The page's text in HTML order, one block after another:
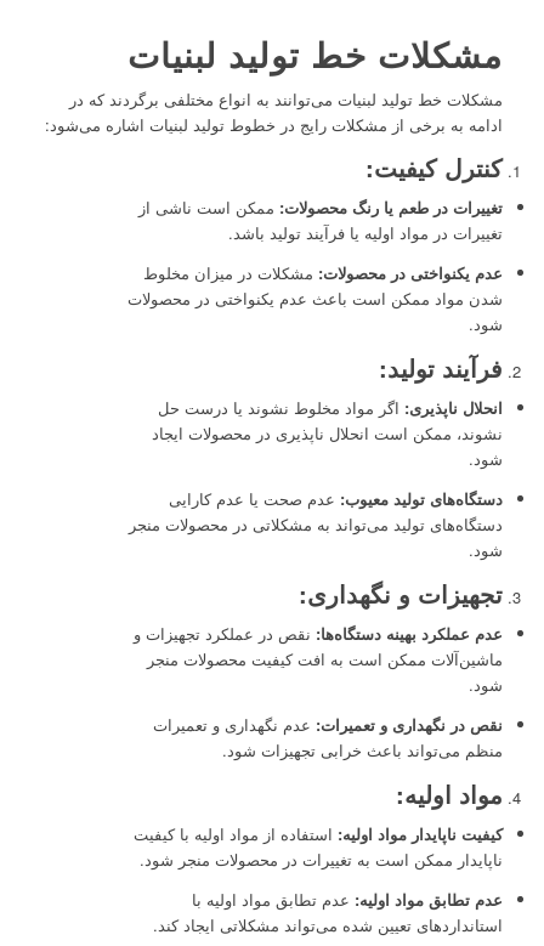
مشکلات خط تولید لبنیات
مشکلات خط تولید لبنیات می‌توانند به انواع مختلفی برگردند که در
ادامه به برخی از مشکلات رایج در خطوط تولید لبنیات اشاره می‌شود:
کنترل کیفیت:
تغییرات در طعم یا رنگ محصولات: ممکن است ناشی از
تغییرات در مواد اولیه یا فرآیند تولید باشد.
عدم یکنواختی در محصولات: مشکلات در میزان مخلوط
شدن مواد ممکن است باعث عدم یکنواختی در محصولات
شود.
فرآیند تولید:
انحلال ناپذیری: اگر مواد مخلوط نشوند یا درست حل
نشوند، ممکن است انحلال ناپذیری در محصولات ایجاد
شود.
دستگاه‌های تولید معیوب: عدم صحت یا عدم کارایی
دستگاه‌های تولید می‌تواند به مشکلاتی در محصولات منجر
شود.
تجهیزات و نگهداری:
عدم عملکرد بهینه دستگاه‌ها: نقص در عملکرد تجهیزات و
ماشین‌آلات ممکن است به افت کیفیت محصولات منجر
شود.
نقص در نگهداری و تعمیرات: عدم نگهداری و تعمیرات
منظم می‌تواند باعث خرابی تجهیزات شود.
مواد اولیه:
کیفیت ناپایدار مواد اولیه: استفاده از مواد اولیه با کیفیت
ناپایدار ممکن است به تغییرات در محصولات منجر شود.
عدم تطابق مواد اولیه: عدم تطابق مواد اولیه با
استانداردهای تعیین شده می‌تواند مشکلاتی ایجاد کند.